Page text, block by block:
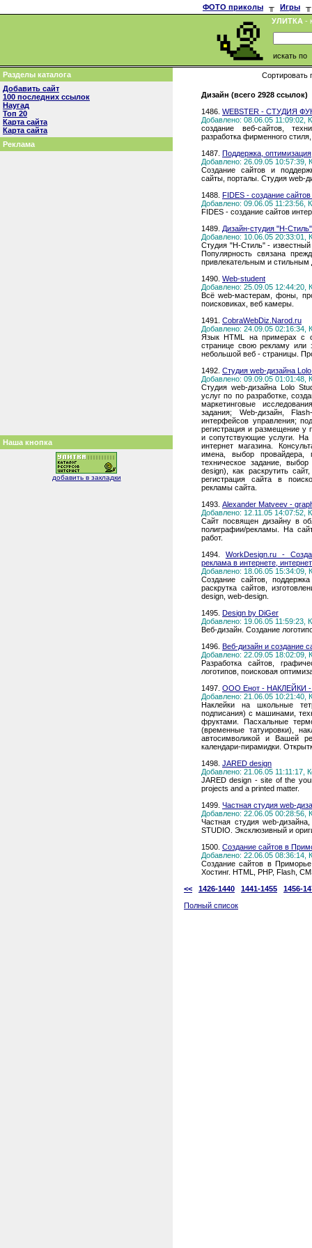
ФОТО приколы ╥ Игры
╥
УЛИТКА -
искать по
Разделы каталога
Добавить сайт
100 последних ссылок
Наугад
Топ 20
Карта сайта
Карта сайта
Реклама
Наша кнопка
добавить в закладки
Сортировать
Дизайн (всего 2928 ссылок)
1486. WEBSTER - СТУДИЯ
Добавлено: 08.06.05 11:09:02,
создание веб-сайтов,
разработка фирменного
1487. Поддержка,
Добавлено: 26.09.05 10:57:39,
Создание сайтов и
сайты, порталы. Студия web-
1488. FIDES - создание
Добавлено: 09.06.05 11:23:56,
FIDES - создание сайтов
1489. Дизайн-студия "Н-
Добавлено: 10.06.05 20:33:01,
Студия "Н-Стиль" - известный
Популярность связана
привлекательным и стильным
1490. Web-student
Добавлено: 25.09.05 12:44:20,
Всё web-мастерам, фоны,
поисковиках, веб камеры.
1491. CobraWebDiz.Narod.ru
Добавлено: 24.09.05 02:16:34,
Язык HTML на примерах с
странице свою рекламу или
небольшой веб - страницы.
1492. Студия web-дизайна
Добавлено: 09.09.05 01:01:48,
Студия web-дизайна Lolo
услуг по по разработке,
маркетинговые
задания; Web-дизайн,
интерфейсов управления;
регистрация и размещение у
и сопутствующие услуги. На
интернет магазина.
имена, выбор провайдера,
техническое задание,
design), как раскрутить
регистрация сайта в
рекламы сайта.
1493. Alexander Matveev -
Добавлено: 12.11.05 14:07:52,
Сайт посвящен дизайну в
полиграфии/рекламы. На
работ.
1494. WorkDesign.ru -
реклама в интернете,
Добавлено: 18.06.05 15:34:09,
Создание сайтов,
раскрутка сайтов,
design, web-design.
1495. Design by DiGer
Добавлено: 19.06.05 11:59:23,
Веб-дизайн. Создание
1496. Веб-дизайн и создание
Добавлено: 22.09.05 18:02:09,
Разработка сайтов,
логотипов, поисковая
1497. ООО Енот - НАКЛЕЙКИ -
Добавлено: 21.06.05 10:21:40,
Наклейки на школьные
подписания) с машинами,
фруктами. Пасхальные
(временные татуировки),
автосимволикой и Вашей
календари-пирамидки.
1498. JARED design
Добавлено: 21.06.05 11:11:17,
JARED design - site of the
projects and a printed matter.
1499. Частная студия web-
Добавлено: 22.06.05 00:28:56,
Частная студия web-
STUDIO. Эксклюзивный и
1500. Создание сайтов в
Добавлено: 22.06.05 08:36:14,
Создание сайтов в
Хостинг. HTML, PHP, Flash,
<<
1426-1440 1441-1455
1456-
Полный список